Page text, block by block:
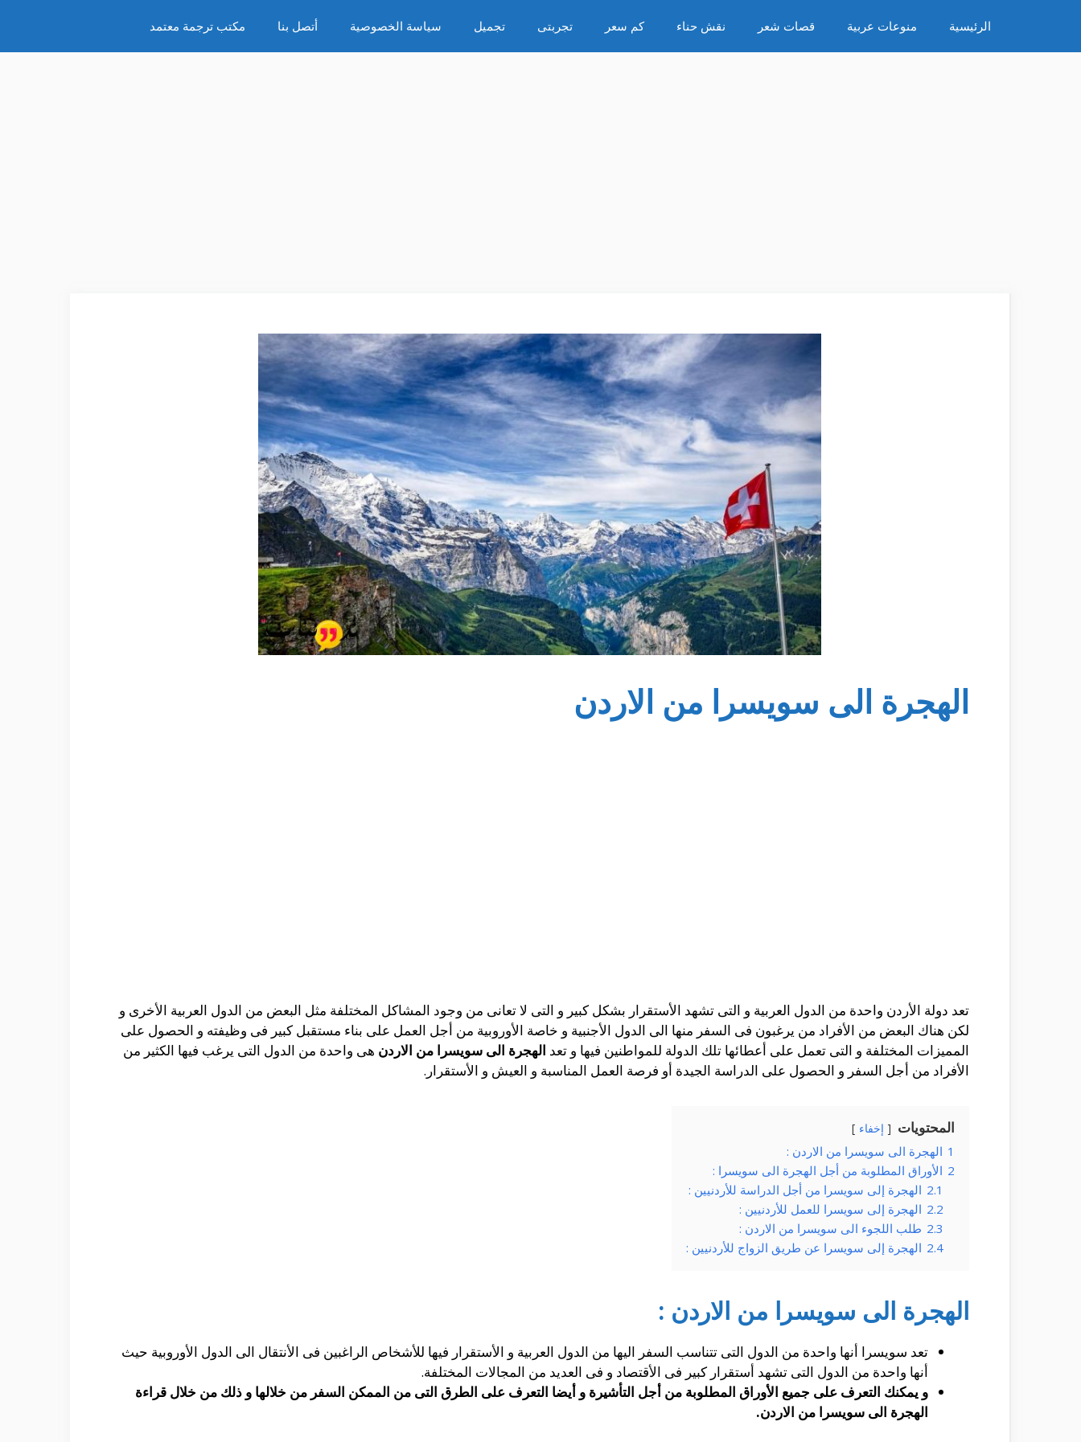
المحتوى
الرئيسية منوعات عربية قصات شعر نقش حناء كم سعر تجربتى تجميل سياسة الخصوصية أتصل بنا مكتب ترجمة معتمد
الهجرة الى سويسرا من الاردن
تعد دولة الأردن واحدة من الدول العربية و التى تشهد الأستقرار بشكل كبير و التى لا تعانى من وجود المشاكل المختلفة مثل البعض من الدول العربية الأخرى و
لكن هناك البعض من الأفراد من يرغبون فى السفر منها الى الدول الأجنبية و خاصة الأوروبية من أجل العمل على بناء مستقبل كبير فى وظيفته و الحصول على
المميزات المختلفة و التى تعمل على أعطائها تلك الدولة للمواطنين فيها و تعد الهجرة الى سويسرا من الاردن هى واحدة من الدول التى يرغب فيها الكثير من
الأفراد من أجل السفر و الحصول على الدراسة الجيدة أو فرصة العمل المناسبة و العيش و الأستقرار.
المحتويات إخفاء
1 الهجرة الى سويسرا من الاردن :
2 الأوراق المطلوبة من أجل الهجرة الى سويسرا :
2.1 الهجرة إلى سويسرا من أجل الدراسة للأردنيين :
2.2 الهجرة إلى سويسرا للعمل للأردنيين :
2.3 طلب اللجوء الى سويسرا من الاردن :
2.4 الهجرة إلى سويسرا عن طريق الزواج للأردنيين :
الهجرة الى سويسرا من الاردن :
تعد سويسرا أنها واحدة من الدول التى تتناسب السفر اليها من الدول العربية و الأستقرار فيها للأشخاص الراغبين فى الأنتقال الى الدول الأوروبية حيث
أنها واحدة من الدول التى تشهد أستقرار كبير فى الأقتصاد و فى العديد من المجالات المختلفة.
و يمكنك التعرف على جميع الأوراق المطلوبة من أجل التأشيرة و أيضا التعرف على الطرق التى من الممكن السفر من خلالها و ذلك من خلال قراءة
الهجرة الى سويسرا من الاردن.